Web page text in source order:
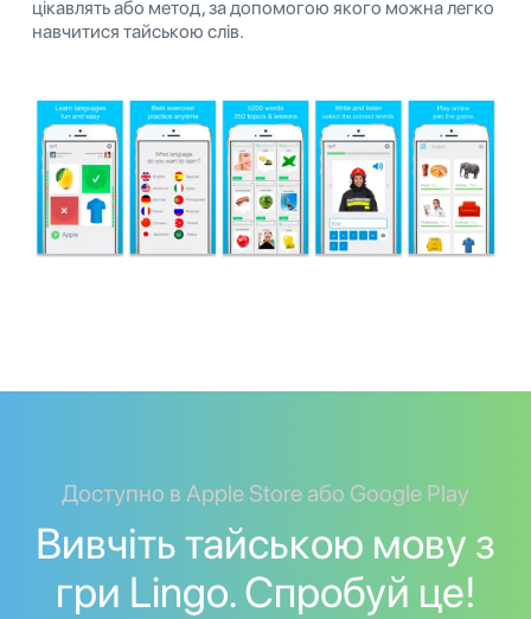
цікавлять або метод, за допомогою якого можна легко
навчитися тайською слів.
Доступно в Apple Store або Google Play
Вивчіть тайською мову з
гри Lingo. Спробуй це!